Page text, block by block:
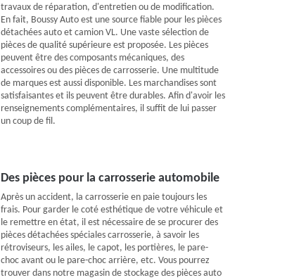
travaux de réparation, d'entretien ou de modification.
En fait, Boussy Auto est une source fiable pour les pièces
détachées auto et camion VL. Une vaste sélection de
pièces de qualité supérieure est proposée. Les pièces
peuvent être des composants mécaniques, des
accessoires ou des pièces de carrosserie. Une multitude
de marques est aussi disponible. Les marchandises sont
satisfaisantes et ils peuvent être durables. Afin d'avoir les
renseignements complémentaires, il suffit de lui passer
un coup de fil.
Des pièces pour la carrosserie automobile
Après un accident, la carrosserie en paie toujours les
frais. Pour garder le coté esthétique de votre véhicule et
le remettre en état, il est nécessaire de se procurer des
pièces détachées spéciales carrosserie, à savoir les
rétroviseurs, les ailes, le capot, les portières, le pare-
choc avant ou le pare-choc arrière, etc. Vous pourrez
trouver dans notre magasin de stockage des pièces auto